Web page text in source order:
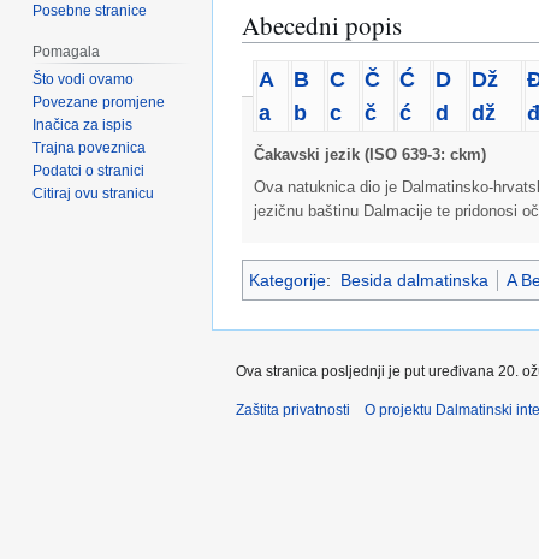
Abecedni popis
A
a
B
b
C
c
Č
č
Ć
ć
D
d
Dž
dž
đ
Čakavski jezik (ISO 639-3: ckm)
Ova natuknica dio je Dalmatinsko-
jezičnu baštinu Dalmacije te pridonosi
Kategorije: Besida dalmatinska A
Posebne stranice
Pomagala
Što vodi ovamo
Povezane promjene
Inačica za ispis
Trajna poveznica
Podatci o stranici
Citiraj ovu stranicu
Ova stranica posljednji je put uređivana 20.
Zaštita privatnosti O projektu Dalmatinski